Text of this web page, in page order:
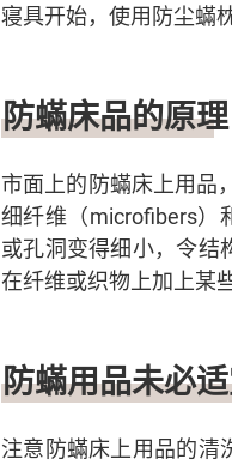
寝具开始，使用防尘蟎
防蟎床品的原理
市面上的防蟎床上用品
细纤维（microfibers）
或孔洞变得细小，令结
在纤维或织物上加上某
防蟎用品未必
注意防蟎床上用品的清